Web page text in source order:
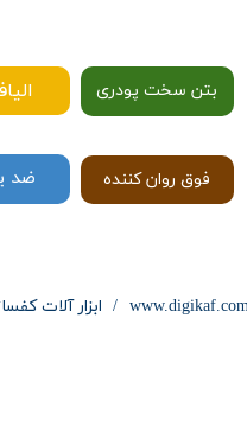
ابزار آلات
بتن سخت پودری
فوق روان کننده ضد